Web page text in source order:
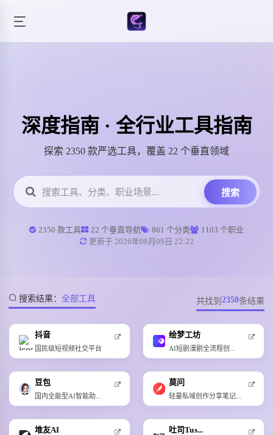
深度指南 · 全行业工具指南
探索 2350 款严选工具，覆盖 22 个垂直领域
搜索
2350 款工具 22 个垂直导航 861 个分类
1103 个职业
更新于 2026年08月09日 22:22
搜索结果： 全部工具 共找到 2350条结果
抖音
国民级短视频社交平台
绘梦工坊
AI短剧漫剧全流程创...
豆包
国内全能型AI智能助...
莫问
轻量私域创作分享笔记...
堆友AI 吐司Tus...